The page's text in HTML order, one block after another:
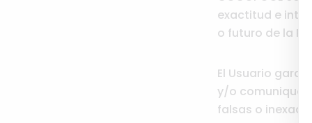
exactitud e
o futuro de la
El Usuario
y/o comunique
falsas o